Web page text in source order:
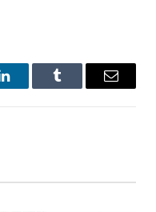
LinkedInTumblr Email